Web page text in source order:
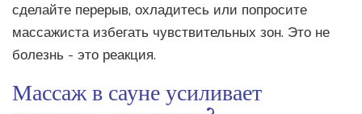
сделайте перерыв, охладитесь или попросите
массажиста избегать чувствительных зон. Это не
болезнь - это реакция.
Массаж в сауне усиливает